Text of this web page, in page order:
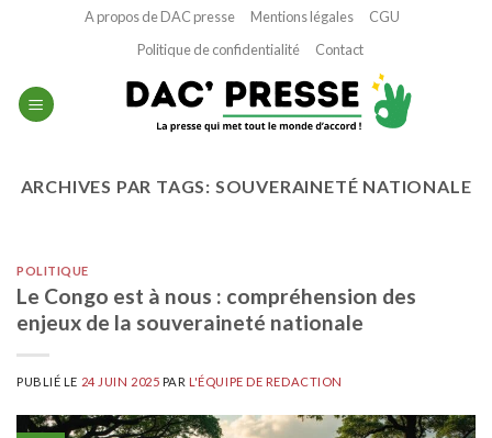
A propos de DAC presse Mentions légales
CGU
Politique de confidentialité
Contact
ARCHIVES PAR TAGS: SOUVERAINETÉ NATIONALE
POLITIQUE
Le Congo est à nous : compréhension des
enjeux de la souveraineté nationale
PUBLIÉ LE 24 JUIN 2025 PARL'ÉQUIPE DE REDACTION